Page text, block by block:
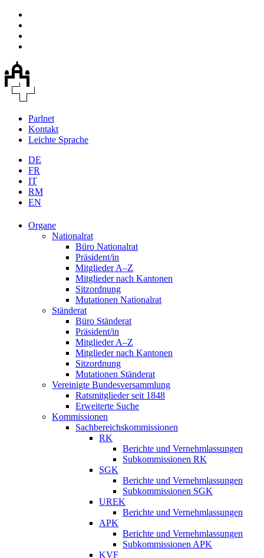
Parlnet
Kontakt
Leichte Sprache
DE
FR
IT
RM
EN
Organe
Nationalrat
Büro Nationalrat
Präsident/in
Mitglieder A–Z
Mitglieder nach Kantonen
Sitzordnung
Mutationen Nationalrat
Ständerat
Büro Ständerat
Präsident/in
Mitglieder A–Z
Mitglieder nach Kantonen
Sitzordnung
Mutationen Ständerat
Vereinigte Bundesversammlung
Ratsmitglieder seit 1848
Erweiterte Suche
Kommissionen
Sachbereichskommissionen
RK
Berichte und Vernehmlassungen
Subkommissionen RK
SGK
Berichte und Vernehmlassungen
Subkommissionen SGK
UREK
Berichte und Vernehmlassungen
APK
Berichte und Vernehmlassungen
Subkommissionen APK
KVF